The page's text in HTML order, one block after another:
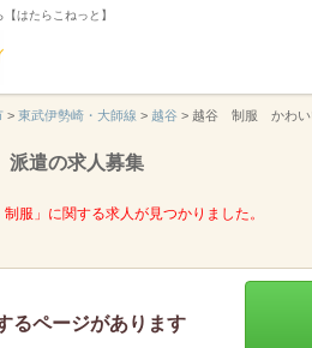
はたらこねっと】
> 東武伊勢崎・大師線 > 越谷 > 越谷 制服 かわい
遣の求人募集
服」に関する求人が見つかりました。
るページがあります